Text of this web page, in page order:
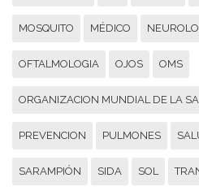
MOSQUITO MÉDICO
OFTALMOLOGIA OJOS OMS
ORGANIZACION MUNDIAL DE LA
PREVENCION PULMONES
SARAMPIÓN SIDA SOL